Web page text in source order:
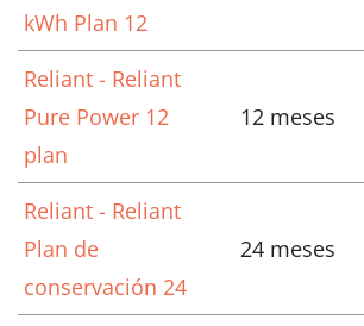
kWh Plan 12
Reliant - Reliant
Pure Power 12
plan
12 meses
Reliant - Reliant
Plan de
conservación 24
24 meses